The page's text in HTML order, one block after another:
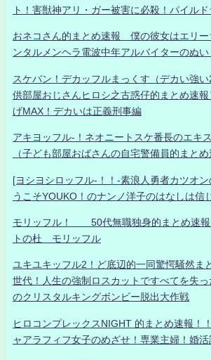
ト！害獣神アリ・ガー被害に必殺！パイル
おネコさん的まとめ速報 僕の彼女はエリー
ンタルメンヘラ電波中年アルバイターのぬ
スケバン！デカッフルまっくす（デカい強
供部屋おじさんヒロシ之古惑仔的まとめ速
げMAX！デカいは正義刑事編
アキヨッフル-！ネオニートスケ番長のエキ
（子ども部屋おばさんの自宅警備員的まとめ
[ヨシヨシロッフル-！！-素浪人勇者カツオン
うこそYOUKO！のナンノ洋子のはなしは信
モリッフル！ 50代無職独身的まとめ速報
トの杜 モリッフル
ユキユキッフル2！ど底辺的一同驚愕騒然ま
世代！人生の強制ロスカットですべてを失
のクリスタルキングボンビー脱出大作戦
ヒロコンプレックスNIGHT 的まとめ速報！
ャアラフィフ女子のめざせ！専業主婦！婚